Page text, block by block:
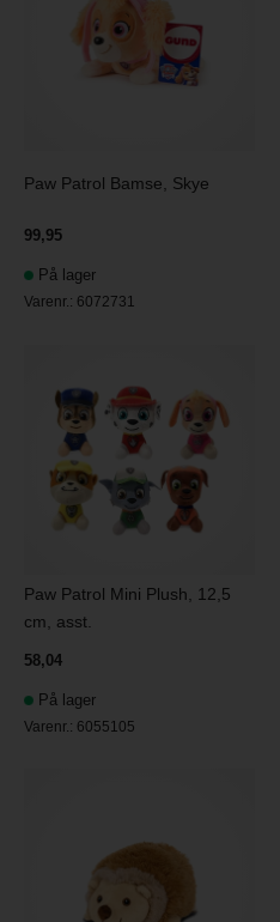
Paw Patrol Bamse, Skye
99,95
På lager
Varenr.: 6072731
Paw Patrol Mini Plush, 12,5
cm, asst.
58,04
På lager
Varenr.: 6055105